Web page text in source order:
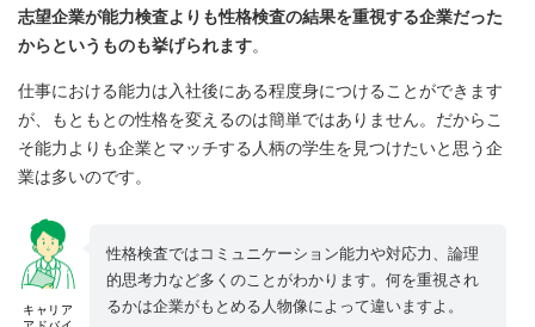
志望企業が能力検査よりも性格検査の結果を重視する企業だった
からというものも挙げられます。
仕事における能力は入社後にある程度身につけることができます
が、もともとの性格を変えるのは簡単ではありません。だからこ
そ能力よりも企業とマッチする人柄の学生を見つけたいと思う企
業は多いのです。
キャリア
性格検査ではコミュニケーション能力や対応力、論理
的思考力など多くのことがわかります。何を重視され
るかは企業がもとめる人物像によって違いますよ。